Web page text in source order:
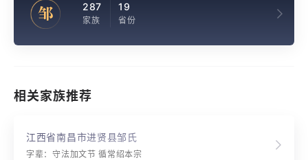
邹 287
家族
19
省份
相关家族推荐
江西省南昌市进贤县邹氏
字辈：守法加文节 循常绍本宗